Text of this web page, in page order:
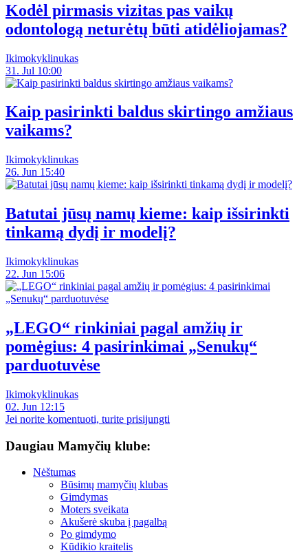
Kodėl pirmasis vizitas pas vaikų
odontologą neturėtų būti atidėliojamas?
Ikimokyklinukas
31. Jul 10:00
Kaip pasirinkti baldus skirtingo amžiaus
vaikams?
Ikimokyklinukas
26. Jun 15:40
Batutai jūsų namų kieme: kaip išsirinkti
tinkamą dydį ir modelį?
Ikimokyklinukas
22. Jun 15:06
„LEGO“ rinkiniai pagal amžių ir
pomėgius: 4 pasirinkimai „Senukų“
parduotuvėse
Ikimokyklinukas
02. Jun 12:15
Jei norite komentuoti, turite prisijungti
Daugiau Mamyčių klube:
Nėštumas
Būsimų mamyčių klubas
Gimdymas
Moters sveikata
Akušerė skuba į pagalbą
Po gimdymo
Kūdikio kraitelis